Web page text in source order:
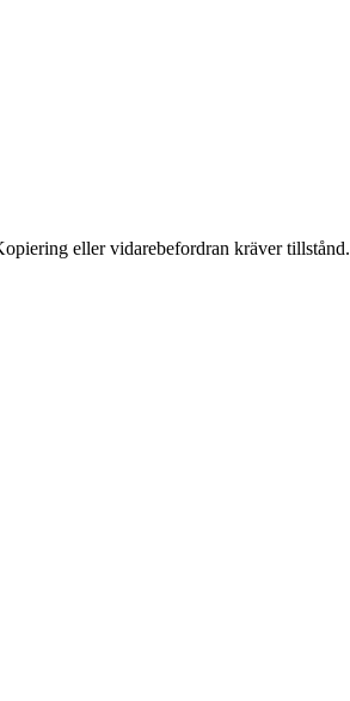
eller vidarebefordran kräver tillstånd.